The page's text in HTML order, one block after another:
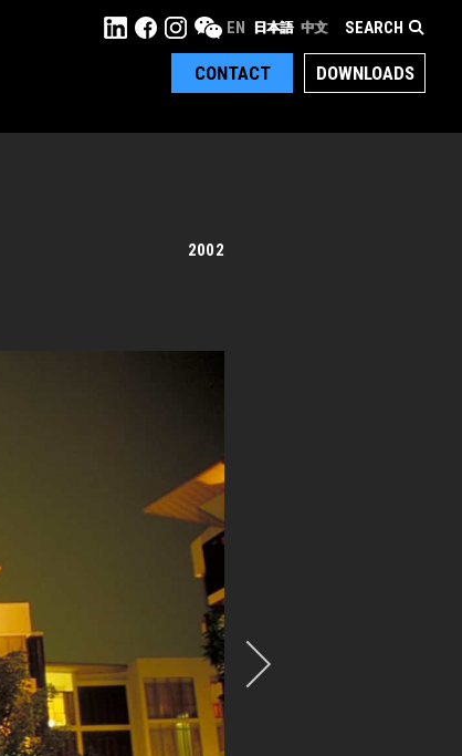
DOWNLOADS
CONTACT
SEARCH
EN 日本語 中文
2002